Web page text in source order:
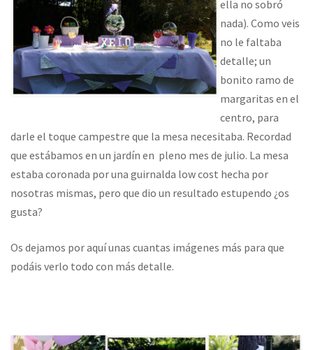
ella no sobró
nada). Como veis
no le faltaba
detalle; un
bonito ramo de
margaritas en el
centro, para
darle el toque campestre que la mesa necesitaba. Recordad
que estábamos en un jardín en pleno mes de julio. La mesa
estaba coronada por una guirnalda low cost hecha por
nosotras mismas, pero que dio un resultado estupendo ¿os
gusta?
Os dejamos por aquí unas cuantas imágenes más para que
podáis verlo todo con más detalle.